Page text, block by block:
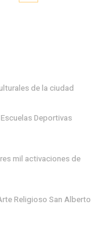
de la ciudad
Deportivas
mil activaciones de
Religioso San Alberto